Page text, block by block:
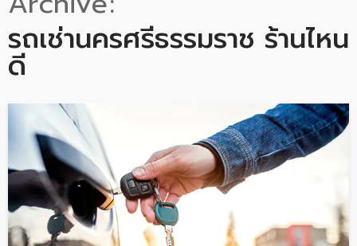
รถเช่านครศรีธรรมราช ร้านไหน
ดี